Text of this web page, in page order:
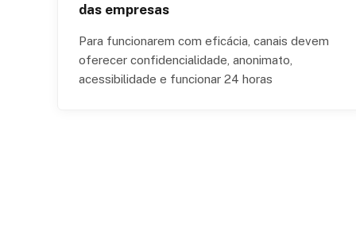
das empresas
Para funcionarem com eficácia, canais devem
oferecer confidencialidade, anonimato,
acessibilidade e funcionar 24 horas